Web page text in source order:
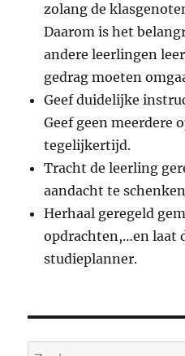
zolang de
Daarom is het
andere leerlingen
gedrag moeten
Geef duidelijke
Geef geen meerdere
tegelijkertijd.
Tracht de leerling
aandacht te
Herhaal geregeld
opdrachten,…en laat
studieplanner.
Zoeken